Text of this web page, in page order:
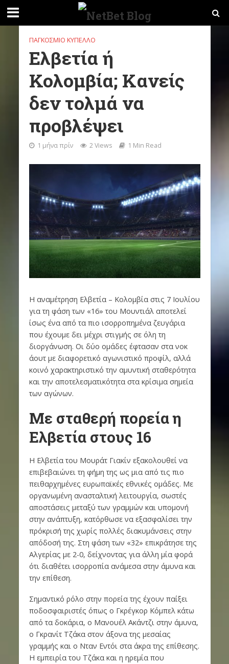
ΠΑΓΚΌΣΜΙΟ ΚΎΠΕΛΛΟ
Ελβετία ή
Κολομβία; Κανείς
δεν τολμά να
προβλέψει
1 μήνα πρίν 2 Views 1 Min Read
Η αναμέτρηση Ελβετία – Κολομβία στις 7 Ιουλίου
για τη φάση των «16» του Μουντιάλ αποτελεί
ίσως ένα από τα πιο ισορροπημένα ζευγάρια
που έχουμε δει μέχρι στιγμής σε όλη τη
διοργάνωση. Οι δύο ομάδες έφτασαν στα νοκ
άουτ με διαφορετικό αγωνιστικό προφίλ, αλλά
κοινό χαρακτηριστικό την αμυντική σταθερότητα
και την αποτελεσματικότητα στα κρίσιμα σημεία
των αγώνων.
Με σταθερή πορεία η
Ελβετία στους 16
Η Ελβετία του Μουράτ Γιακίν εξακολουθεί να
επιβεβαιώνει τη φήμη της ως μια από τις πιο
πειθαρχημένες ευρωπαϊκές εθνικές ομάδες. Με
οργανωμένη ανασταλτική λειτουργία, σωστές
αποστάσεις μεταξύ των γραμμών και υπομονή
στην ανάπτυξη, κατόρθωσε να εξασφαλίσει την
πρόκρισή της χωρίς πολλές διακυμάνσεις στην
απόδοσή της. Στη φάση των «32» επικράτησε της
Αλγερίας με 2-0, δείχνοντας για άλλη μία φορά
ότι διαθέτει ισορροπία ανάμεσα στην άμυνα και
την επίθεση.
Σημαντικό ρόλο στην πορεία της έχουν παίξει
ποδοσφαιριστές όπως ο Γκρέγκορ Κόμπελ κάτω
από τα δοκάρια, ο Μανουέλ Ακάντζι στην άμυνα,
ο Γκρανίτ Τζάκα στον άξονα της μεσαίας
γραμμής και ο Νταν Εντόι στα άκρα της επίθεσης.
Η εμπειρία του Τζάκα και η ηρεμία που